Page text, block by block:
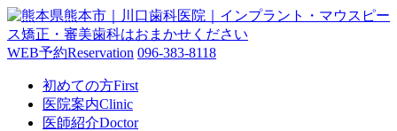
WEB予約Reservation 096-383-8118
初めての方First
医院案内Clinic
医師紹介Doctor